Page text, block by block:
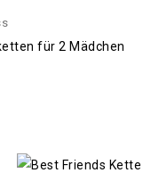
für 2 Mädchen